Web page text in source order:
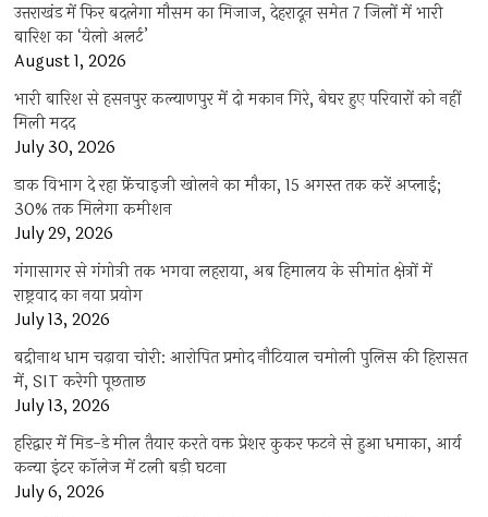
उत्तराखंड में फिर बदलेगा मौसम का मिजाज, देहरादून समेत 7 जिलों में भारी
बारिश का ‘येलो अलर्ट’
August 1, 2026
भारी बारिश से हसनपुर कल्याणपुर में दो मकान गिरे, बेघर हुए परिवारों को नहीं
मिली मदद
July 30, 2026
डाक विभाग दे रहा फ्रेंचाइजी खोलने का मौका, 15 अगस्त तक करें अप्लाई;
30% तक मिलेगा कमीशन
July 29, 2026
गंगासागर से गंगोत्री तक भगवा लहराया, अब हिमालय के सीमांत क्षेत्रों में
राष्ट्रवाद का नया प्रयोग
July 13, 2026
बद्रीनाथ धाम चढ़ावा चोरी: आरोपित प्रमोद नौटियाल चमोली पुलिस की हिरासत
में, SIT करेगी पूछताछ
July 13, 2026
हरिद्वार में मिड-डे मील तैयार करते वक्त प्रेशर कुकर फटने से हुआ धमाका, आर्य
कन्या इंटर कॉलेज में टली बड़ी घटना
July 6, 2026